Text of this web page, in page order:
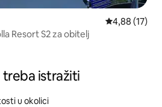
Prosječna
4,88 (17)
Resort S2 za obitelj
istražiti
u okolici